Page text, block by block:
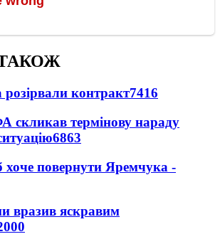
розірвали контракт7416
скликав термінову нараду
6863
повернути Яремчука -
вразив яскравим